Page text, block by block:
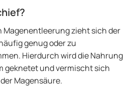
Magenentleerung zieht sich der
genug oder zu
Hierdurch wird die Nahrung
geknetet und vermischt sich
Magensäure.